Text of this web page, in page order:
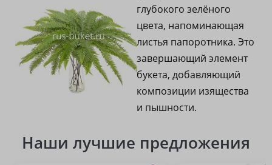
глубокого зелёного
цвета, напоминающая
листья папоротника. Это
завершающий элемент
букета, добавляющий
композиции изящества
и пышности.
Наши лучшие предложения